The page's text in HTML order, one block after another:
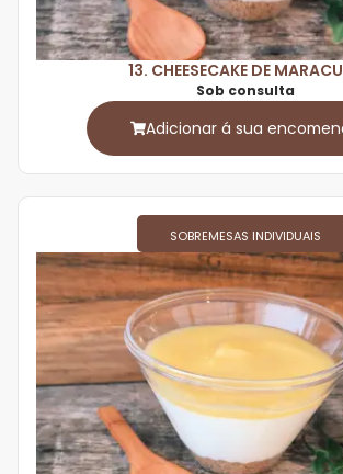
13. CHEESECAKE DE
Sob consulta
Adicionar á sua
SOBREMESAS INDIVIDUAIS